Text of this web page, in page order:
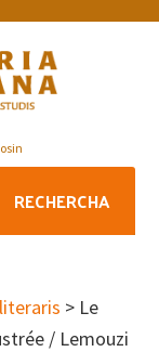
RECHERCHA
> Le
/ Lemouzi